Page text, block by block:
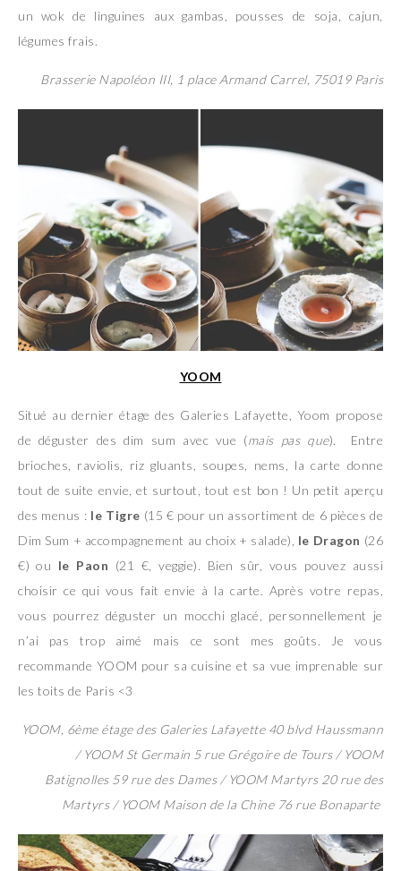
un wok de linguines aux gambas, pousses de soja, cajun,
légumes frais.
Brasserie Napoléon III, 1 place Armand Carrel, 75019 Paris
YOOM
Situé au dernier étage des Galeries Lafayette, Yoom propose
de déguster des dim sum avec vue (mais pas que). Entre
brioches, raviolis, riz gluants, soupes, nems, la carte donne
tout de suite envie, et surtout, tout est bon ! Un petit aperçu
des menus : le Tigre (15 € pour un assortiment de 6 pièces de
Dim Sum + accompagnement au choix + salade), le Dragon (26
€) ou le Paon (21 €, veggie). Bien sûr, vous pouvez aussi
choisir ce qui vous fait envie à la carte. Après votre repas,
vous pourrez déguster un mocchi glacé, personnellement je
n’ai pas trop aimé mais ce sont mes goûts. Je vous
recommande YOOM pour sa cuisine et sa vue imprenable sur
les toits de Paris <3
YOOM, 6ème étage des Galeries Lafayette 40 blvd Haussmann
/ YOOM St Germain 5 rue Grégoire de Tours / YOOM
Batignolles 59 rue des Dames / YOOM Martyrs 20 rue des
Martyrs / YOOM Maison de la Chine 76 rue Bonaparte